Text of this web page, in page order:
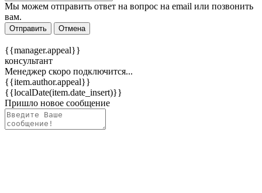
Мы можем отправить ответ на вопрос на email или позвонить
вам.
Отправить Отмена
{{manager.appeal}}
консультант
Менеджер скоро подключится...
{{item.author.appeal}}
{{localDate(item.date_insert)}}
Пришло новое сообщение